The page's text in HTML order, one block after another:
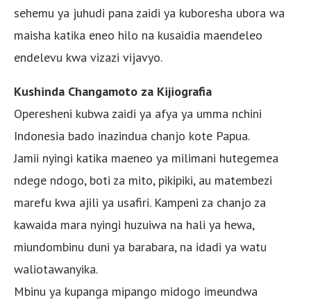
sehemu ya juhudi pana zaidi ya kuboresha ubora wa
maisha katika eneo hilo na kusaidia maendeleo
endelevu kwa vizazi vijavyo.
Kushinda Changamoto za Kijiografia
Operesheni kubwa zaidi ya afya ya umma nchini
Indonesia bado inazindua chanjo kote Papua.
Jamii nyingi katika maeneo ya milimani hutegemea
ndege ndogo, boti za mito, pikipiki, au matembezi
marefu kwa ajili ya usafiri. Kampeni za chanjo za
kawaida mara nyingi huzuiwa na hali ya hewa,
miundombinu duni ya barabara, na idadi ya watu
waliotawanyika.
Mbinu ya kupanga mipango midogo imeundwa